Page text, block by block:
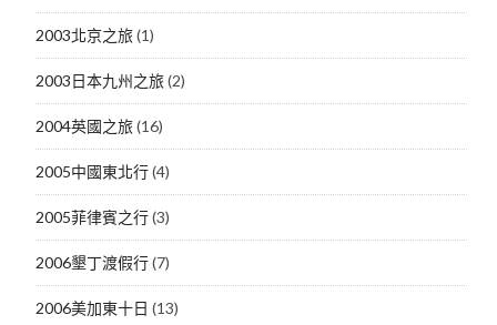
2003北京之旅(1)
2003日本九州之旅(2)
2004英國之旅(16)
2005中國東北行(4)
2005菲律賓之行(3)
2006墾丁渡假行(7)
2006美加東十日 (13)